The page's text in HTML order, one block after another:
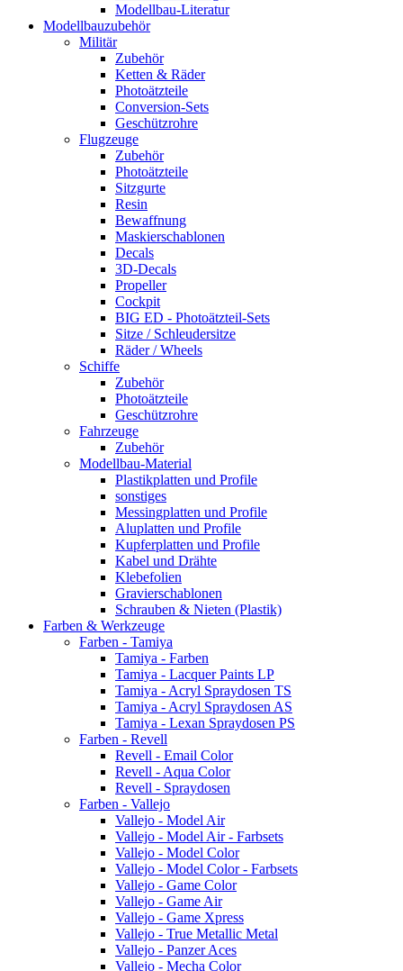
Modellbau-Literatur
Modellbauzubehör
Militär
Zubehör
Ketten & Räder
Photoätzteile
Conversion-Sets
Geschützrohre
Flugzeuge
Zubehör
Photoätzteile
Sitzgurte
Resin
Bewaffnung
Maskierschablonen
Decals
3D-Decals
Propeller
Cockpit
BIG ED - Photoätzteil-Sets
Sitze / Schleudersitze
Räder / Wheels
Schiffe
Zubehör
Photoätzteile
Geschützrohre
Fahrzeuge
Zubehör
Modellbau-Material
Plastikplatten und Profile
sonstiges
Messingplatten und Profile
Aluplatten und Profile
Kupferplatten und Profile
Kabel und Drähte
Klebefolien
Gravierschablonen
Schrauben & Nieten (Plastik)
Farben & Werkzeuge
Farben - Tamiya
Tamiya - Farben
Tamiya - Lacquer Paints LP
Tamiya - Acryl Spraydosen TS
Tamiya - Acryl Spraydosen AS
Tamiya - Lexan Spraydosen PS
Farben - Revell
Revell - Email Color
Revell - Aqua Color
Revell - Spraydosen
Farben - Vallejo
Vallejo - Model Air
Vallejo - Model Air - Farbsets
Vallejo - Model Color
Vallejo - Model Color - Farbsets
Vallejo - Game Color
Vallejo - Game Air
Vallejo - Game Xpress
Vallejo - True Metallic Metal
Vallejo - Panzer Aces
Vallejo - Mecha Color